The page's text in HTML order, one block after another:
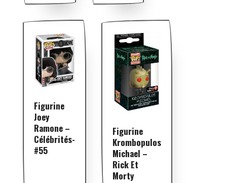
Figurine
Joey
Ramone –
Célébrités-
#55
Figurine
Krombopulos
Michael –
Rick Et
Morty